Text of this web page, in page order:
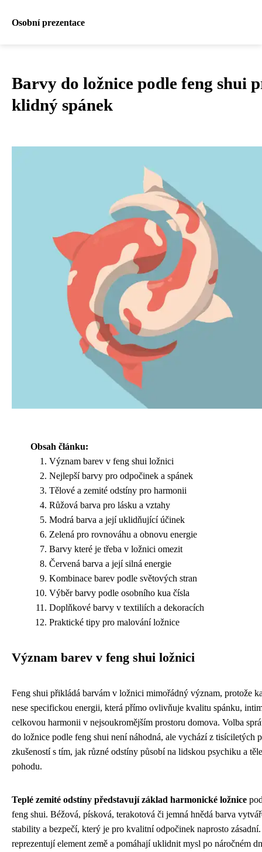
Osobní prezentace
Barvy do ložnice podle feng shui
klidný spánek
Obsah článku:
Význam barev v feng shui ložnici
Nejlepší barvy pro odpočinek a spánek
Tělové a zemité odstíny pro harmonii
Růžová barva pro lásku a vztahy
Modrá barva a její uklidňující účinek
Zelená pro rovnováhu a obnovu energie
Barvy které je třeba v ložnici omezit
Červená barva a její silná energie
Kombinace barev podle světových stran
Výběr barvy podle osobního kua čísla
Doplňkové barvy v textiliích a dekoracích
Praktické tipy pro malování ložnice
Význam barev v feng shui ložnici
Feng shui přikládá barvám v ložnici mimořádný význam, protože
nese specifickou energii, která přímo ovlivňuje kvalitu spánku,
celkovou harmonii v nejsoukromějším prostoru domova. Volba
do ložnice podle feng shui není náhodná, ale vychází z tisíciletých
zkušeností s tím, jak různé odstíny působí na lidskou psychiku a
pohodu.
Teplé zemité odstíny představují základ harmonické ložnice
feng shui. Béžová, písková, terakotová či jemná hnědá barva
stability a bezpečí, který je pro kvalitní odpočinek naprosto
reprezentují element země a pomáhají uklidnit mysl po náročném